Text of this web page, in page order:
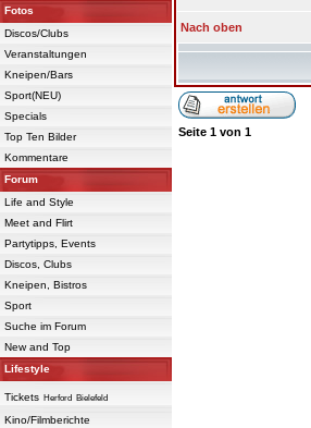
Fotos
Discos/Clubs
Veranstaltungen
Kneipen/Bars
Sport(NEU)
Specials
Top Ten Bilder
Kommentare
Forum
Life and Style
Meet and Flirt
Partytipps, Events
Discos, Clubs
Kneipen, Bistros
Sport
Suche im Forum
New and Top
Lifestyle
Tickets Herford Bielefeld
Kino/Filmberichte
Nach oben
Seite 1 von 1